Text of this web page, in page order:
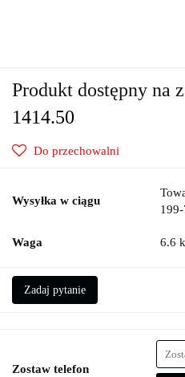
Produkt dostępny na
1414.50
Do przechowalni
Wysyłka w ciągu
Waga 6.6
Zadaj pytanie
Zostaw telefon